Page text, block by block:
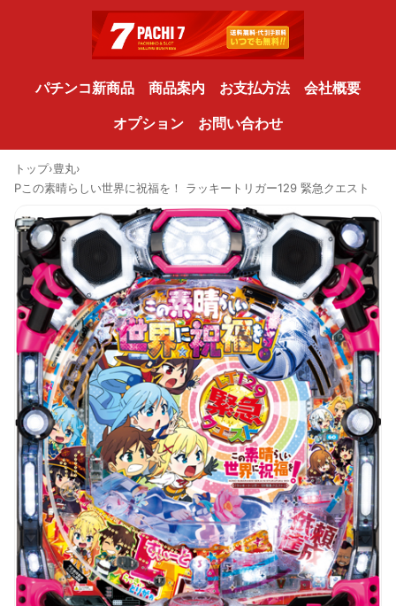
パチンコ新商品 商品案内 お支払方法
会社概要
オプション
お問い合わせ
トップ›豊丸›
Pこの素晴らしい世界に祝福を！ ラッキートリガー129 緊急クエスト